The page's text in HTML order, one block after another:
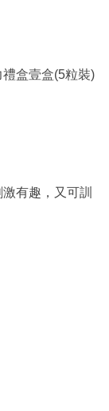
盒壹盒(5粒裝)
有趣，又可訓